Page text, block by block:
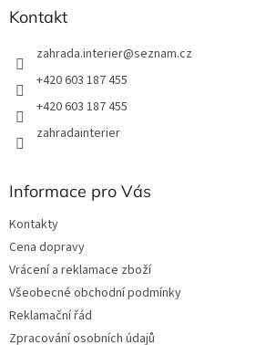
Kontakt
zahrada.interier@seznam.cz
+420 603 187 455
+420 603 187 455
zahradainterier
Informace pro Vás
Kontakty
Cena dopravy
Vrácení a reklamace zboží
Všeobecné obchodní podmínky
Reklamační řád
Zpracování osobních údajů